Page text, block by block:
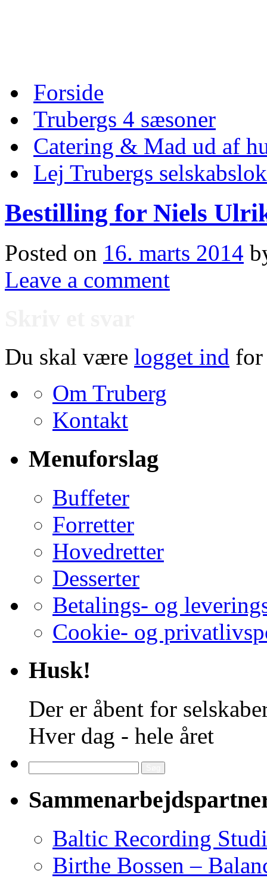
to
Forside
Trubergs 4 sæsoner
Catering & Mad ud af
Lej Trubergs
Bestilling for Niels
Posted on 16. marts 2014
Leave a comment
Du skal være logget ind for
Om Truberg
Kontakt
Menuforslag
Buffeter
Forretter
Hovedretter
Desserter
Betalings- og
Cookie- og
Husk!
Der er åbent for
Hver dag - hele året
efter:
Baltic Recording
Birthe Bossen –